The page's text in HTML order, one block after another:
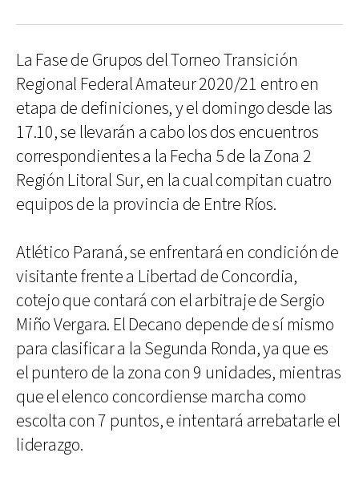
La Fase de Grupos del Torneo Transición
Regional Federal Amateur 2020/21 entro en
etapa de definiciones, y el domingo desde las
17.10, se llevarán a cabo los dos encuentros
correspondientes a la Fecha 5 de la Zona 2
Región Litoral Sur, en la cual compitan cuatro
equipos de la provincia de Entre Ríos.
Atlético Paraná, se enfrentará en condición de
visitante frente a Libertad de Concordia,
cotejo que contará con el arbitraje de Sergio
Miño Vergara. El Decano depende de sí mismo
para clasificar a la Segunda Ronda, ya que es
el puntero de la zona con 9 unidades, mientras
que el elenco concordiense marcha como
escolta con 7 puntos, e intentará arrebatarle el
liderazgo.